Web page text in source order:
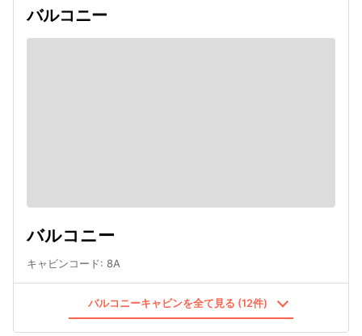
バルコニー
バルコニー
キャビンコード: 8A
バルコニーキャビンを全て見る (12件)